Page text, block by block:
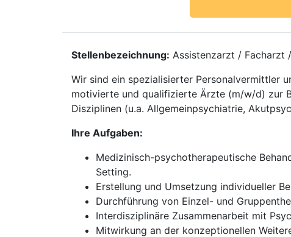
Stellenbezeichnung: Assistenzarzt / Facharzt
Wir sind ein spezialisierter Personalvermittler
motivierte und qualifizierte Ärzte (m/w/d) zur
Disziplinen (u.a. Allgemeinpsychiatrie,
Ihre Aufgaben:
Medizinisch-psychotherapeutische
Setting.
Erstellung und Umsetzung individueller
Durchführung von Einzel- und
Interdisziplinäre Zusammenarbeit mit
Mitwirkung an der konzeptionellen